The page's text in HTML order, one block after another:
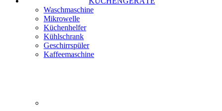
Waschmaschine
Mikrowelle
Küchenhelfer
Kühlschrank
Geschirrspüler
Kaffeemaschine